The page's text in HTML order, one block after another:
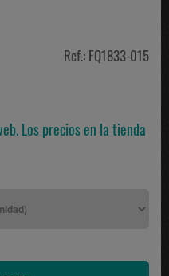
Ref.: FQ1833-015
Los precios en la tienda